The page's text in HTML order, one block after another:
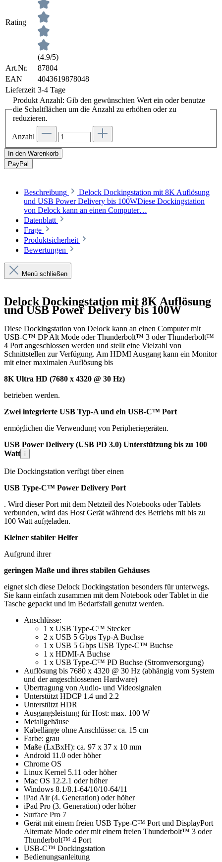
Rating
(4.9/5)
Art.Nr.
87804
EAN
4043619878048
Lieferzeit 3-4 Tage
Produkt Anzahl: Gib den gewünschten Wert ein oder benutze
die Schaltflächen um die Anzahl zu erhöhen oder zu
reduzieren.
Anzahl
In den Warenkorb
PayPal
Beschreibung
Delock Dockingstation mit 8K Auflösung
und USB Power Delivery bis 100WDiese Dockingstation
von Delock kann an einen Computer…
Datenblatt
Frage
Produktsicherheit
Bewertungen
Menü schließen
Delock Dockingstation mit 8K Auflösung
und USB Power Delivery bis 100W
Diese Dockingstation von Delock kann an einen Computer mit
USB-C™ DP Alt Mode oder Thunderbolt™ 3 oder Thunderbolt™
4 Port angeschlossen werden und stellt eine Vielzahl von
Schnittstellen zur Verfügung. Am HDMI Ausgang kann ein Monitor
mit einer maximalen Auflösung bis
8K Ultra HD (7680 x 4320 @ 30 Hz)
betrieben werden.
Zwei integrierte USB Typ-A und ein USB-C™ Port
ermöglichen die Verwendung von Peripheriegeräten.
USB Power Delivery (USB PD 3.0) Unterstützung bis zu 100
Watt i
Die Dockingstation verfügt über einen
USB Type-C™ Power Delivery Port
. Wird dieser Port mit dem Netzteil des Notebooks oder Tablets
verbunden, wird das Host Gerät während des Betriebs mit bis zu
100 Watt aufgeladen.
Kleiner stabiler Helfer
Aufgrund ihrer
geringen Maße und ihres stabilen Gehäuses
eignet sich diese Delock Dockingstation besonders für unterwegs.
Sie kann einfach zusammen mit dem Notebook oder Tablet in die
Tasche gepackt und im Bedarfsfall genutzt werden.
Anschlüsse:
1 x USB Type-C™ Stecker
2 x USB 5 Gbps Typ-A Buchse
1 x USB 5 Gbps USB Type-C™ Buchse
1 x HDMI-A Buchse
1 x USB Type-C™ PD Buchse (Stromversorgung)
Auflösung bis 7680 x 4320 @ 30 Hz (abhängig vom System
und der angeschlossenen Hardware)
Übertragung von Audio- und Videosignalen
Unterstützt HDCP 1.4 und 2.2
Unterstützt HDR
Ausgangsleistung für Host: max. 100 W
Metallgehäuse
Kabellänge ohne Anschlüsse: ca. 15 cm
Farbe: grau
Maße (LxBxH): ca. 97 x 37 x 10 mm
Android 11.0 oder höher
Chrome OS
Linux Kernel 5.11 oder höher
Mac OS 12.2.1 oder höher
Windows 8.1/8.1-64/10/10-64/11
iPad Air (4. Generation) oder höher
iPad Pro (3. Generation) oder höher
Surface Pro 7
Gerät mit einem freien USB Type-C™ Port und DisplayPort
Alternate Mode oder mit einem freien Thunderbolt™ 3 oder
Thunderbolt™ 4 Port
USB-C™ Dockingstation
Bedienungsanleitung